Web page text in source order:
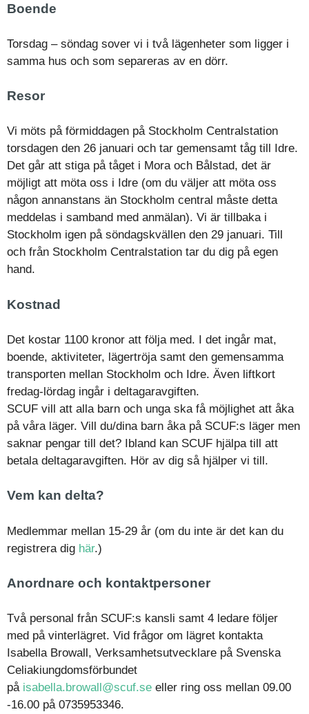
Boende
Torsdag – söndag sover vi i två lägenheter som ligger i
samma hus och som separeras av en dörr.
Resor
Vi möts på förmiddagen på Stockholm Centralstation
torsdagen den 26 januari och tar gemensamt tåg till Idre.
Det går att stiga på tåget i Mora och Bålstad, det är
möjligt att möta oss i Idre (om du väljer att möta oss
någon annanstans än Stockholm central måste detta
meddelas i samband med anmälan). Vi är tillbaka i
Stockholm igen på söndagskvällen den 29 januari. Till
och från Stockholm Centralstation tar du dig på egen
hand.
Kostnad
Det kostar 1100 kronor att följa med. I det ingår mat,
boende, aktiviteter, lägertröja samt den gemensamma
transporten mellan Stockholm och Idre. Även liftkort
fredag-lördag ingår i deltagaravgiften.
SCUF vill att alla barn och unga ska få möjlighet att åka
på våra läger. Vill du/dina barn åka på SCUF:s läger men
saknar pengar till det? Ibland kan SCUF hjälpa till att
betala deltagaravgiften. Hör av dig så hjälper vi till.
Vem kan delta?
Medlemmar mellan 15-29 år (om du inte är det kan du
registrera dig här.)
Anordnare och kontaktpersoner
Två personal från SCUF:s kansli samt 4 ledare följer
med på vinterlägret. Vid frågor om lägret kontakta
Isabella Browall, Verksamhetsutvecklare på Svenska
Celiakiungdomsförbundet
på isabella.browall@scuf.se eller ring oss mellan 09.00
-16.00 på 0735953346.